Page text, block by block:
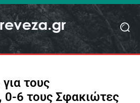
τους
0-6 τους Σφακιώτες